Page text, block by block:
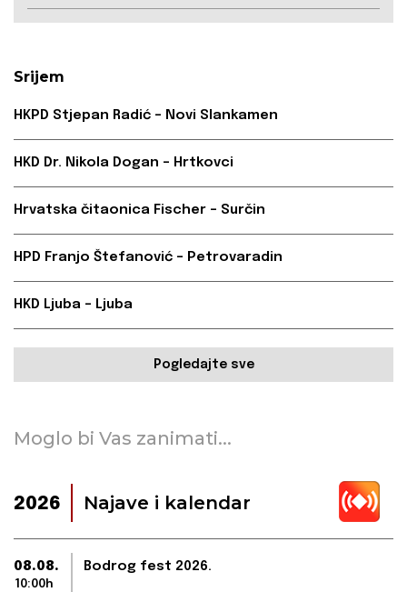
Srijem
HKPD Stjepan Radić – Novi Slankamen
HKD Dr. Nikola Dogan – Hrtkovci
Hrvatska čitaonica Fischer – Surčin
HPD Franjo Štefanović – Petrovaradin
HKD Ljuba – Ljuba
Pogledajte sve
Moglo bi Vas zanimati...
2026 Najave i kalendar
08.08.
10:00h
Bodrog fest 2026.